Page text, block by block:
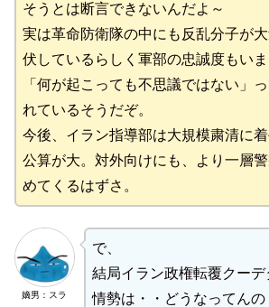
そうとは断言できないんだよ～
実は革命防衛隊の中にも反乱分子が
伏しているらしく軍部の忠誠度もい
「何が起こっても不思議ではない」
れているそうだぞ。
今後、イラン指導部は大規模粛清に
公算が大。対外向けにも、より一層
めてくるはずさ。
嫡男：スラ
で、
結局イラン政権転覆クー
情勢は・・どうなってんの